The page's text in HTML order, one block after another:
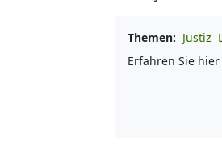
Themen: Justiz
Erfahren Sie